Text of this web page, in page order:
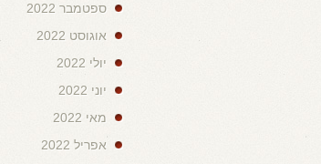
ספטמבר 2022
אוגוסט 2022
יולי 2022
יוני 2022
מאי 2022
אפריל 2022